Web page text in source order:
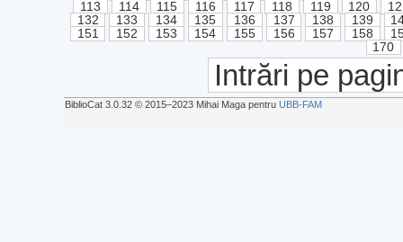
113
114 115 116 117 118 119 120
132
133 134 135 136 137 138 139
151
152 153 154 155 156 157 158
170
Intrări pe
BiblioCat 3.0.32 © 2015‒2023 Mihai Maga pentru UBB-FAM